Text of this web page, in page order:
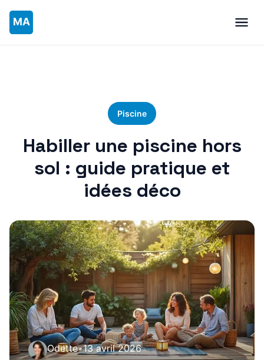
Piscine
Habiller une piscine hors
sol : guide pratique et
idées déco
Odette•13 avril 2026